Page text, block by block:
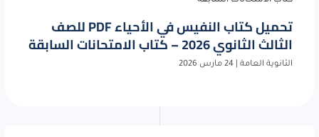
تحميل كتاب النفيس في الأحياء PDF للصف
الثالث الثانوي 2026 – كتاب الامتحانات السابقة
الثانوية العامة| 24 مارس 2026